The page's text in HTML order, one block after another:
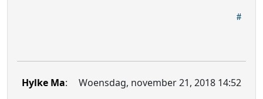
Hylke Ma:
Woensdag, november 21, 2018 14:52